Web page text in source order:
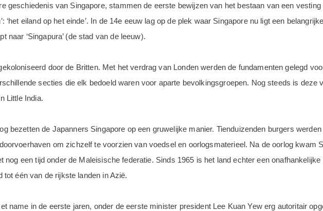
geschiedenis van Singapore, stammen de eerste bewijzen van het bestaan van een
‘het eiland op het einde’. In de 14e eeuw lag op de plek waar Singapore nu ligt een
naar ‘Singapura’ (de stad van de leeuw).
door de Britten. Met het verdrag van Londen werden de fundamenten gelegd
secties die elk bedoeld waren voor aparte bevolkingsgroepen. Nog steeds is deze
Little India.
bezetten de Japanners Singapore op een gruwelijke manier. Tienduizenden burgers
om zichzelf te voorzien van voedsel en oorlogsmaterieel. Na de oorlog kwam
nog een tijd onder de Maleisische federatie. Sinds 1965 is het land echter een
één van de rijkste landen in Azië.
name in de eerste jaren, onder de eerste minister president Lee Kuan Yew erg autoritair